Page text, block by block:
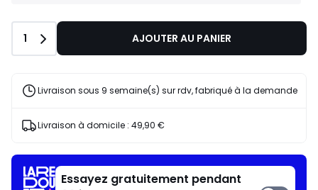
-30%
l’achat
articles
J'en
Quantité
1 AJOUTER AU PANIER
Livraison sous 9 semaine(s) sur rdv, fabriqué à la demande
Livraison à domicile : 49,90 €
Essayez gratuitement pendant